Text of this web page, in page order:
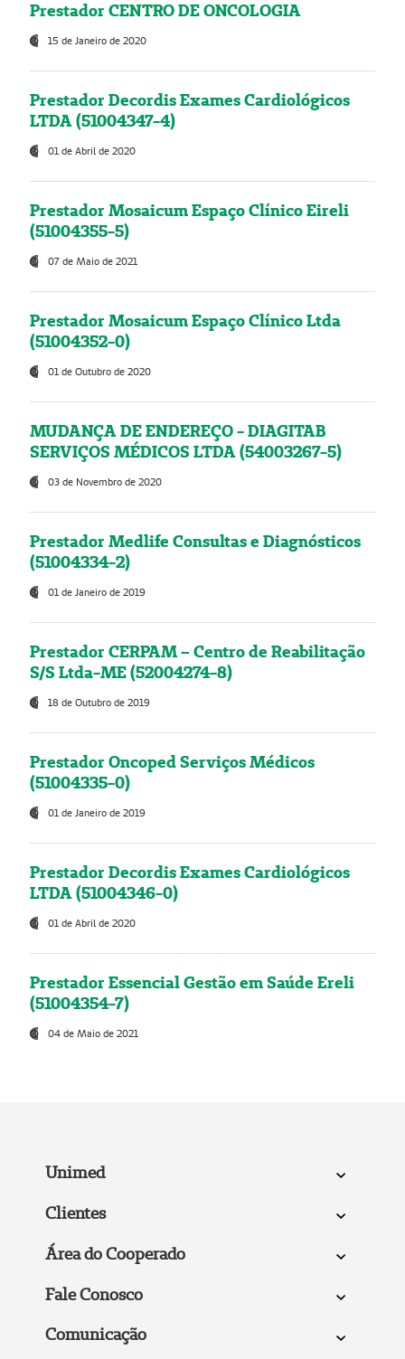
Prestador CENTRO DE ONCOLOGIA
15 de Janeiro de 2020
Prestador Decordis Exames Cardiológicos
LTDA (51004347-4)
01 de Abril de 2020
Prestador Mosaicum Espaço Clínico Eireli
(51004355-5)
07 de Maio de 2021
Prestador Mosaicum Espaço Clínico Ltda
(51004352-0)
01 de Outubro de 2020
MUDANÇA DE ENDEREÇO - DIAGITAB
SERVIÇOS MÉDICOS LTDA (54003267-5)
03 de Novembro de 2020
Prestador Medlife Consultas e Diagnósticos
(51004334-2)
01 de Janeiro de 2019
Prestador CERPAM – Centro de Reabilitação
S/S Ltda-ME (52004274-8)
18 de Outubro de 2019
Prestador Oncoped Serviços Médicos
(51004335-0)
01 de Janeiro de 2019
Prestador Decordis Exames Cardiológicos
LTDA (51004346-0)
01 de Abril de 2020
Prestador Essencial Gestão em Saúde Ereli
(51004354-7)
04 de Maio de 2021
Unimed
Clientes
Área do Cooperado
Fale Conosco
Comunicação